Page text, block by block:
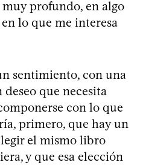
profundo, en algo
lo que me interesa
sentimiento, con una
que necesita
con lo que
primero, que hay un
el mismo libro
y que esa elección